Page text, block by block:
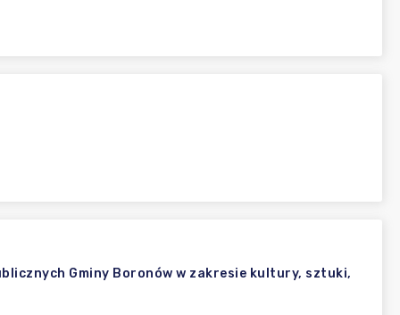
Gminy Boronów w zakresie kultury, sztuki,